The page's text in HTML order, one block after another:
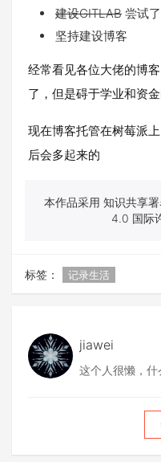
建设GITLAB 尝试
坚持建设博客
经常看见各位大佬的博
了，但是碍于学业和资
现在博客托管在树莓派
后会多起来的
本作品采用 知识共享
4.0 国际
标签： 记录生活
jiawei
这个人很懒，